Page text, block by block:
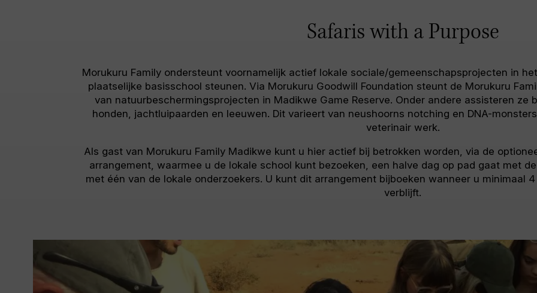
Safaris with a Purpose
Morukuru Family ondersteunt voornamelijk actief lokale sociale/gemeenschapsprojecten in
plaatselijke basisschool steunen. Via Morukuru Goodwill Foundation steunt de Morukuru
van natuurbeschermingsprojecten in Madikwe Game Reserve. Onder andere assisteren ze
honden, jachtluipaarden en leeuwen. Dit varieert van neushoorns notching en DNA-
veterinair werk.
Als gast van Morukuru Family Madikwe kunt u hier actief bij betrokken worden, via de
arrangement, waarmee u de lokale school kunt bezoeken, een halve dag op pad gaat met
met één van de lokale onderzoekers. U kunt dit arrangement bijboeken wanneer u minimaal
verblijft.